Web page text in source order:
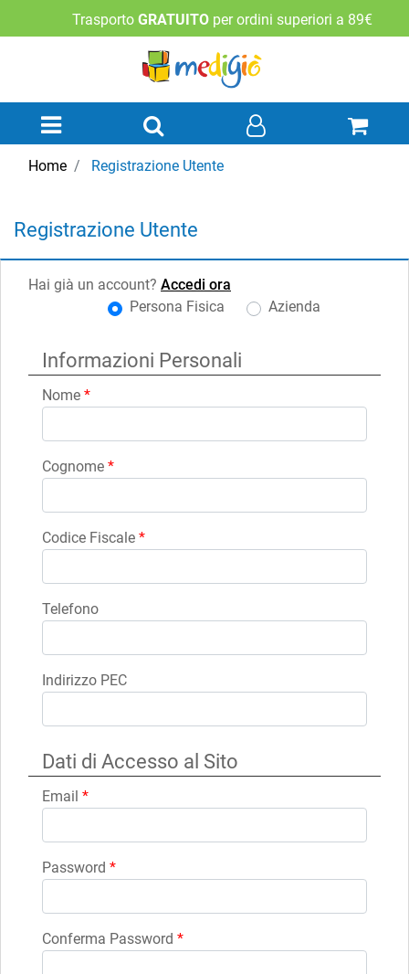
Trasporto GRATUITO per ordini superiori a 89€
Open menu
Home Registrazione Utente
Registrazione Utente
Hai già un account? Accedi ora
Tipo di utente
Persona Fisica Azienda
Informazioni Personali
Nome *
Cognome *
Codice Fiscale *
Telefono
Indirizzo PEC
Dati di Accesso al Sito
Email *
Password *
Conferma Password *